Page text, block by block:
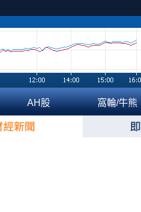
AH股 窩輪/牛熊